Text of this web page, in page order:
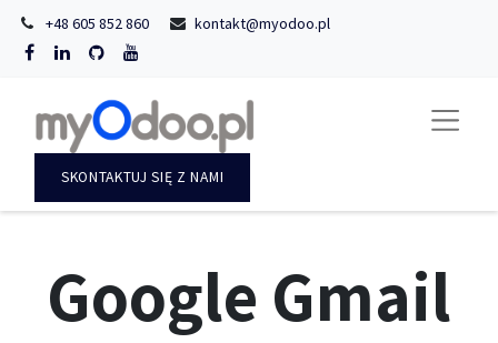
+48 605 852 860 kontakt@myodoo.pl
SKONTAKTUJ SIĘ Z NAMI
Google Gmail